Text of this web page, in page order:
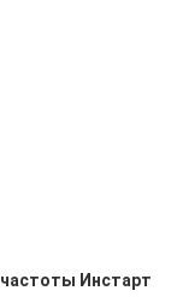
частоты Инстарт